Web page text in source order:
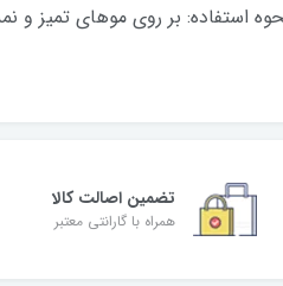
استفاده: بر روی موهای تمیز
تضمین اصالت کالا
همراه با گارانتی معتبر